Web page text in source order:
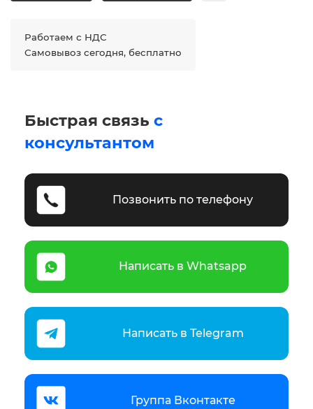
Работаем с НДС
Самовывоз сегодня, бесплатно
Быстрая связь с
консультантом
Позвонить по телефону
Написать в Whatsapp
Написать в Telegram
Группа Вконтакте